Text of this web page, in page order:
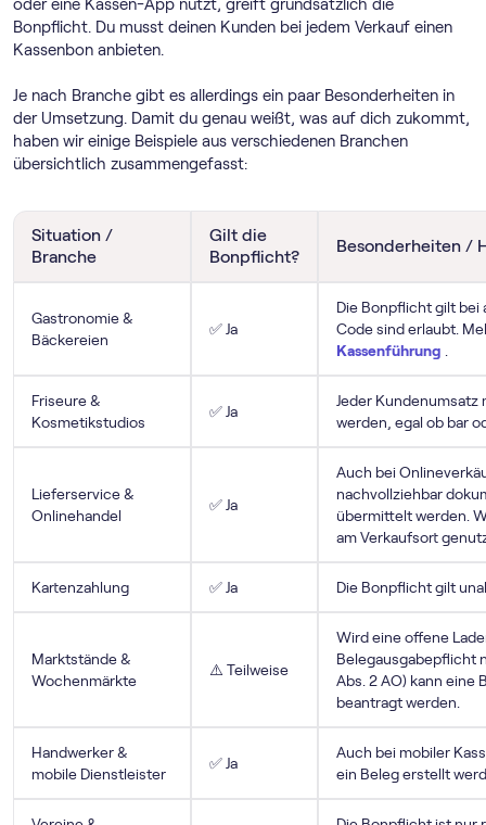
oder eine Kassen-App nutzt, greift grundsätzlich die
Bonpflicht. Du musst deinen Kunden bei jedem Verkauf einen
Kassenbon anbieten.
Je nach Branche gibt es allerdings ein paar Besonderheiten in
der Umsetzung. Damit du genau weißt, was auf dich zukommt,
haben wir einige Beispiele aus verschiedenen Branchen
übersichtlich zusammengefasst:
Situation /
Branche
Gilt die
Bonpflicht?
Besonderheiten /
Gastronomie &
Bäckereien
✅ Ja
Die Bonpflicht gilt bei
Code sind erlaubt.
Kassenführung
Friseure &
Kosmetikstudios
✅ Ja
Jeder
werden, egal ob bar
Lieferservice &
Onlinehandel
✅ Ja
Auch bei
nachvollziehbar
übermittelt werden.
am Verkaufsort
Kartenzahlung ✅ Ja Die Bonpflicht gilt
Marktstände &
Wochenmärkte
⚠️ Teilweise
Wird eine offene
Belegausgabepflicht
Abs. 2 AO) kann eine
beantragt werden.
Handwerker &
mobile Dienstleister
✅ Ja
Auch bei mobiler
ein Beleg erstellt